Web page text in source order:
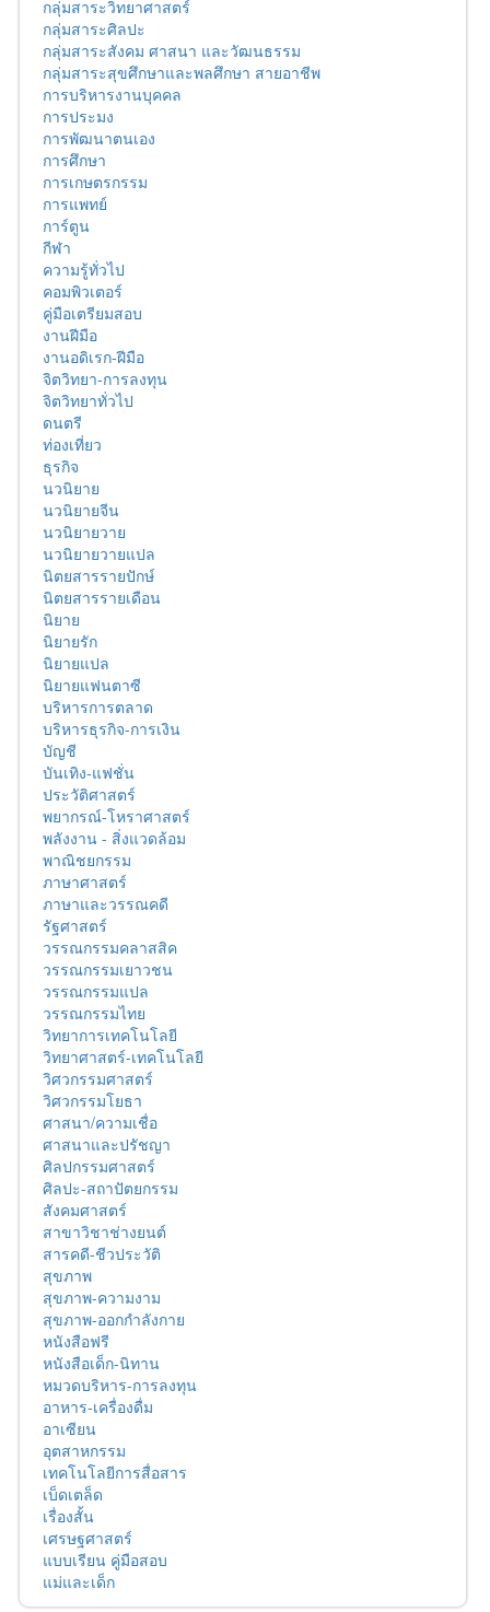
กลุ่มสาระวิทยาศาสตร์
กลุ่มสาระศิลปะ
กลุ่มสาระสังคม ศาสนา และวัฒนธรรม
กลุ่มสาระสุขศึกษาและพลศึกษา สายอาชีพ
การบริหารงานบุคคล
การประมง
การพัฒนาตนเอง
การศึกษา
การเกษตรกรรม
การแพทย์
การ์ตูน
กีฬา
ความรู้ทั่วไป
คอมพิวเตอร์
คู่มือเตรียมสอบ
งานฝีมือ
งานอดิเรก-ฝีมือ
จิตวิทยา-การลงทุน
จิตวิทยาทั่วไป
ดนตรี
ท่องเที่ยว
ธุรกิจ
นวนิยาย
นวนิยายจีน
นวนิยายวาย
นวนิยายวายแปล
นิตยสารรายปักษ์
นิตยสารรายเดือน
นิยาย
นิยายรัก
นิยายแปล
นิยายแฟนตาซี
บริหารการตลาด
บริหารธุรกิจ-การเงิน
บัญชี
บันเทิง-แฟชั่น
ประวัติศาสตร์
พยากรณ์-โหราศาสตร์
พลังงาน - สิ่งแวดล้อม
พาณิชยกรรม
ภาษาศาสตร์
ภาษาและวรรณคดี
รัฐศาสตร์
วรรณกรรมคลาสสิค
วรรณกรรมเยาวชน
วรรณกรรมแปล
วรรณกรรมไทย
วิทยาการเทคโนโลยี
วิทยาศาสตร์-เทคโนโลยี
วิศวกรรมศาสตร์
วิศวกรรมโยธา
ศาสนา/ความเชื่อ
ศาสนาและปรัชญา
ศิลปกรรมศาสตร์
ศิลปะ-สถาปัตยกรรม
สังคมศาสตร์
สาขาวิชาช่างยนต์
สารคดี-ชีวประวัติ
สุขภาพ
สุขภาพ-ความงาม
สุขภาพ-ออกกำลังกาย
หนังสือฟรี
หนังสือเด็ก-นิทาน
หมวดบริหาร-การลงทุน
อาหาร-เครื่องดื่ม
อาเซียน
อุตสาหกรรม
เทคโนโลยีการสื่อสาร
เบ็ดเตล็ด
เรื่องสั้น
เศรษฐศาสตร์
แบบเรียน คู่มือสอบ
แม่และเด็ก